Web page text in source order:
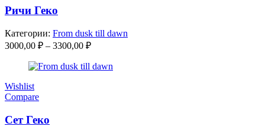
Ричи Геко
Категории: From dusk till dawn
3000,00 ₽ – 3300,00 ₽Диапазон
3000,00 ₽
Wishlist
Compare
Сет Геко